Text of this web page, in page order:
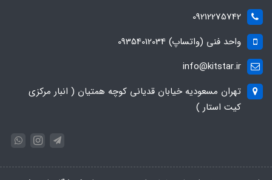
09212275742
واحد فنی (واتساپ) 09354012034
info@kitstar.ir
تهران مسعودیه خیابان قدیانی کوچه همتیان ( انبار مرکزی
کیت استار )